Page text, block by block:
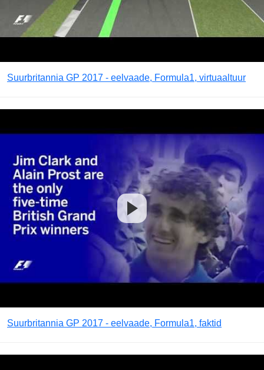
Suurbritannia GP 2017 - eelvaade, Formula1, virtuaaltuur
Suurbritannia GP 2017 - eelvaade, Formula1, faktid